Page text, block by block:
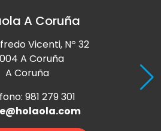
A Coruña
Vicenti, Nº 32
A Coruña
A Coruña
981 279 301